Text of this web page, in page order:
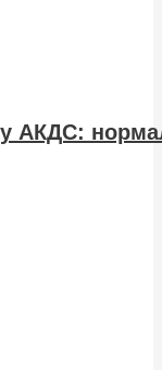
АКДС: